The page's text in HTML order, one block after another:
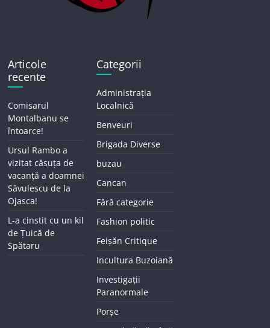
Articole
recente
Comisarul
Montalbanu se
întoarce!
Ursul Rambo a
vizitat căsuța de
vacanță a doamnei
Săvulescu de la
Ojasca!
L-a cinstit cu un kil
de Țuică de
Spătaru
Categorii
Administrația
Localnică
Benveuri
Brigada Diverse
buzau
Cancan
Fără categorie
Fashion politic
Feișăn Critique
Incultura Buzoiană
Investigații
Paranormale
Porșe